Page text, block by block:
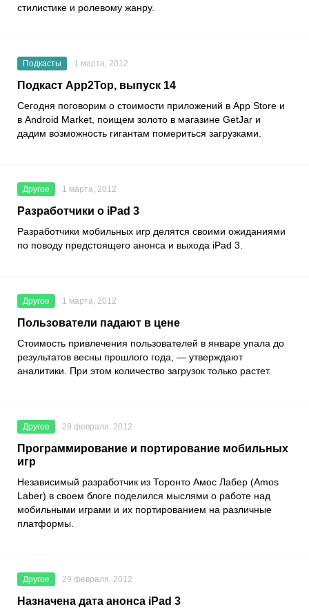
стилистике и ролевому жанру.
Подкасты 1 марта, 2012
Подкаст App2Top, выпуск 14
Сегодня поговорим о стоимости приложений в App Store и
в Android Market, поищем золото в магазине GetJar и
дадим возможность гигантам помериться загрузками.
Другое 1 марта, 2012
Разработчики о iPad 3
Разработчики мобильных игр делятся своими ожиданиями
по поводу предстоящего анонса и выхода iPad 3.
Другое 1 марта, 2012
Пользователи падают в цене
Стоимость привлечения пользователей в январе упала до
результатов весны прошлого года, — утверждают
аналитики. При этом количество загрузок только растет.
Другое 29 февраля, 2012
Программирование и портирование мобильных
игр
Независимый разработчик из Торонто Амос Лабер (Amos
Laber) в своем блоге поделился мыслями о работе над
мобильными играми и их портированием на различные
платформы.
Другое 29 февраля, 2012
Назначена дата анонса iPad 3